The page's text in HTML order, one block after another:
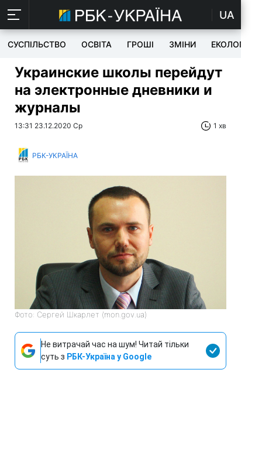
UA
СУСПІЛЬСТВО ОСВІТА ГРОШІ ЗМІНИ ЕКОЛОГІЯ
Украинские школы перейдут
на электронные дневники и
журналы
13:31 23.12.2020 Ср 1 хв
РБК-УКРАЇНА
Фото: Сергей Шкарлет (mon.gov.ua)
Не витрачай час на шум! Читай тільки
суть з РБК-Україна у Google